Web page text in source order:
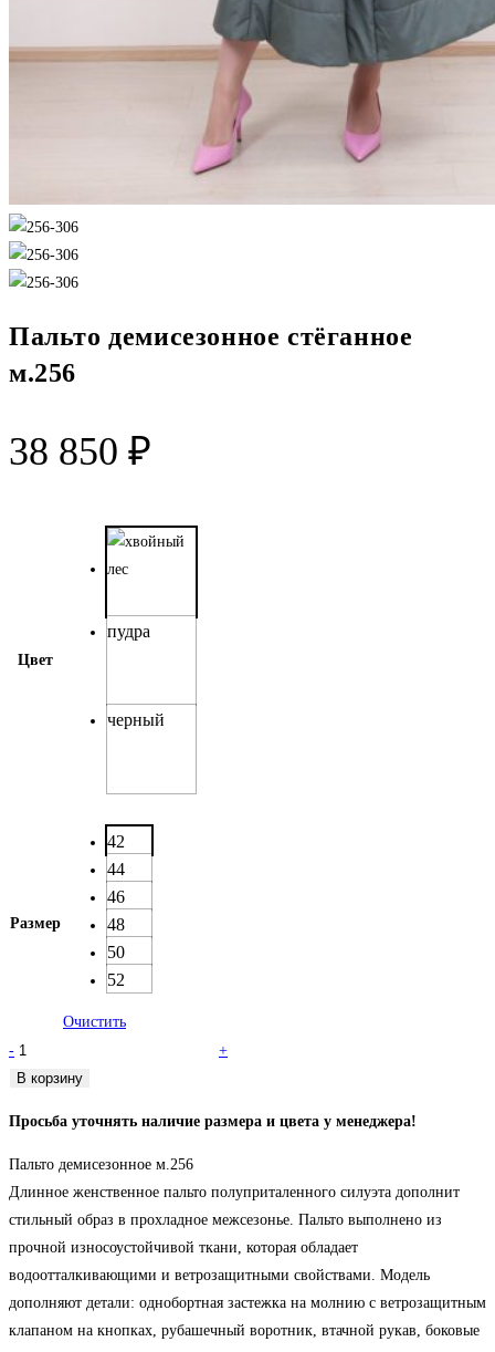
Пальто демисезонное стёганное
м.256
38 850 ₽
Цвет
пудра
черный
Размер
42
44
46
48
50
52
Очистить
Количество
товара
демисезонное
стёганное
м.256
-
+
В корзину
Просьба уточнять наличие размера и цвета у менеджера!
Пальто демисезонное м.256
Длинное женственное пальто полуприталенного силуэта дополнит
стильный образ в прохладное межсезонье. Пальто выполнено из
прочной износоустойчивой ткани, которая обладает
водоотталкивающими и ветрозащитными свойствами. Модель
дополняют детали: однобортная застежка на молнию с ветрозащитным
клапаном на кнопках, рубашечный воротник, втачной рукав, боковые